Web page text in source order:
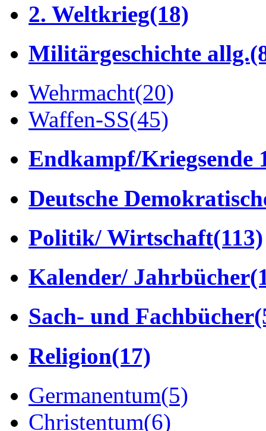
2. Weltkrieg(18)
Militärgeschichte allg.
Wehrmacht(20)
Waffen-SS(45)
Endkampf/Kriegsende
Deutsche
Politik/ Wirtschaft(113)
Kalender/ Jahrbücher
Sach- und Fachbücher
Religion(17)
Germanentum(5)
Christentum(6)